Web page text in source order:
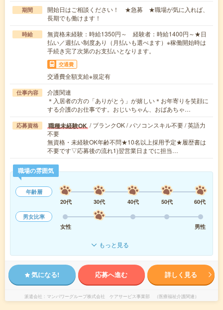
期間
開始日はご相談ください！ ★急募 ★職場が気に入れば、
長期でも働けます！
時給
無資格未経験：時給1350円～ 経験者：時給1400円～★日
払い／週払い制度あり（月払いも選べます）※稼働開始時は
手続き完了次第のお支払いとなります。
交通費
交通費全額支給※規定有
仕事内容
介護関連
＊入居者の方の「ありがとう」が嬉しい＊お年寄りを笑顔に
する介護のお仕事です。おじいちゃん、おばあちゃ…
応募資格 職種未経験OK / ブランクOK / パソコンスキル不要 / 英語力
不要
無資格・未経験OK年齢不問★10名以上採用予定★履歴書は
不要です▽応募後の流れ1)翌営業日までに担当…
職場の雰囲気
年齢層
20代
30代 40代 50代
60代
男女比率
女性
男性
もっと見る
気になる! 応募へ進む 詳しく見る
派遣会社 マンパワーグループ株式会社 ケアサービス事業部 （医療福祉介護関連）